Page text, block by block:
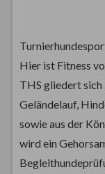
Hier ist Fitness
THS gliedert
Geländelauf,
sowie aus der
wird ein